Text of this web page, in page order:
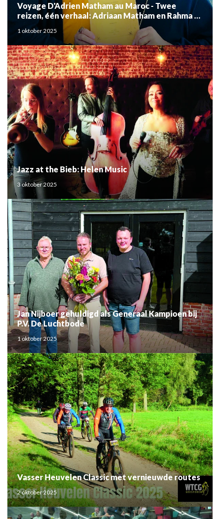
Voyage D'Adrien Matham au Maroc - Twee
reizen, één verhaal: Adriaan Matham en Rahma el
Mouden
1 oktober 2025
Jazz at the Bieb: Helen Music
3 oktober 2025
Jan Nijboer gehuldigd als Generaal Kampioen bij
P.V. De Luchtbode
1 oktober 2025
Vasser Heuvelen Classic met vernieuwde routes
2 oktober 2025